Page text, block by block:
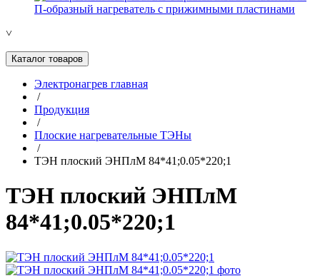
П-образный нагреватель с прижимными пластинами
˅
Каталог товаров
Электронагрев главная
/
Продукция
/
Плоские нагревательные ТЭНы
/
ТЭН плоский ЭНПлМ 84*41;0.05*220;1
ТЭН плоский ЭНПлМ
84*41;0.05*220;1